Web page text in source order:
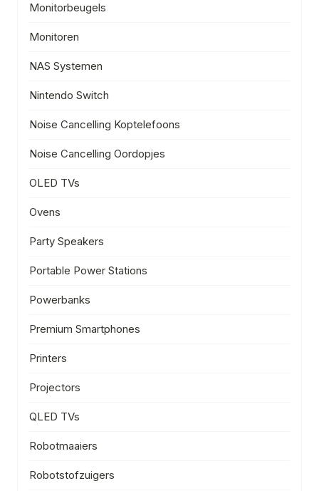
Monitorbeugels
Monitoren
NAS Systemen
Nintendo Switch
Noise Cancelling Koptelefoons
Noise Cancelling Oordopjes
OLED TVs
Ovens
Party Speakers
Portable Power Stations
Powerbanks
Premium Smartphones
Printers
Projectors
QLED TVs
Robotmaaiers
Robotstofzuigers